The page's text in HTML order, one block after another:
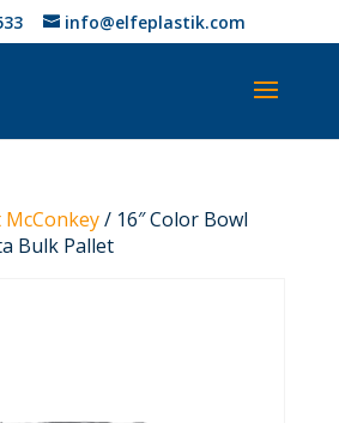
info@elfeplastik.com
/ 16″ Color Bowl
Bulk Pallet